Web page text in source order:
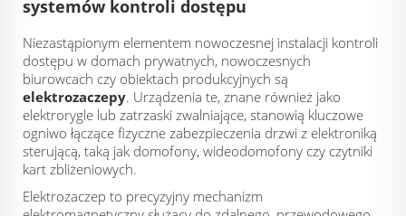
systemów kontroli dostępu
Niezastąpionym elementem nowoczesnej instalacji kontroli
dostępu w domach prywatnych, nowoczesnych
biurowcach czy obiektach produkcyjnych są
elektrozaczepy. Urządzenia te, znane również jako
elektrorygle lub zatrzaski zwalniające, stanowią kluczowe
ogniwo łączące fizyczne zabezpieczenia drzwi z elektroniką
sterującą, taką jak domofony, wideodomofony czy czytniki
kart zbliżeniowych.
Elektrozaczep to precyzyjny mechanizm